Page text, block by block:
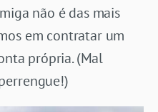
não é das mais
em contratar um
própria. (Mal